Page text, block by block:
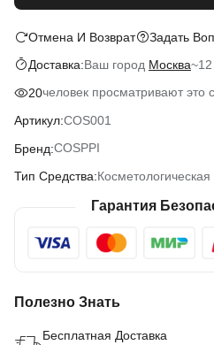
Отмена И Возврат
Задать
Доставка:Ваш город Москва~12
20человек просматривают это
Артикул:COS001
Бренд:COSPPI
Тип Средства:
Гарантия
Полезно Знать
Бесплатная Доставка